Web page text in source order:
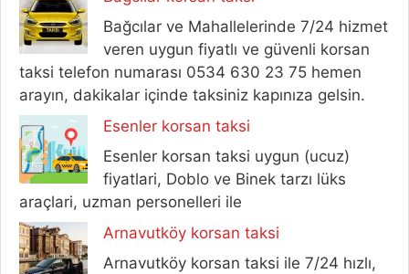
Bağcılar ve Mahallelerinde 7/24 hizmet
veren uygun fiyatlı ve güvenli korsan
taksi telefon numarası 0534 630 23 75 hemen
arayın, dakikalar içinde taksiniz kapınıza gelsin.
Esenler korsan taksi
Esenler korsan taksi uygun (ucuz)
fiyatlari, Doblo ve Binek tarzı lüks
araçlari, uzman personelleri ile
Arnavutköy korsan taksi
Arnavutköy korsan taksi ile 7/24 hızlı,